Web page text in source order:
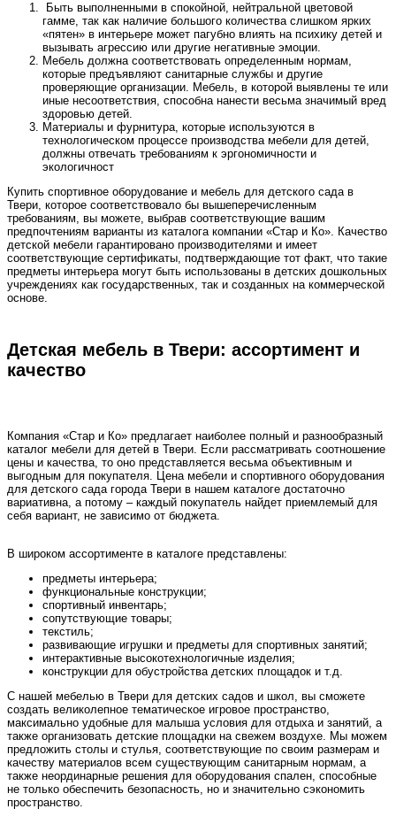
Быть выполненными в спокойной, нейтральной цветовой
гамме, так как наличие большого количества слишком ярких
«пятен» в интерьере может пагубно влиять на психику детей и
вызывать агрессию или другие негативные эмоции.
Мебель должна соответствовать определенным нормам,
которые предъявляют санитарные службы и другие
проверяющие организации. Мебель, в которой выявлены те или
иные несоответствия, способна нанести весьма значимый вред
здоровью детей.
Материалы и фурнитура, которые используются в
технологическом процессе производства мебели для детей,
должны отвечать требованиям к эргономичности и
экологичност
Купить спортивное оборудование и мебель для детского сада в
Твери, которое соответствовало бы вышеперечисленным
требованиям, вы можете, выбрав соответствующие вашим
предпочтениям варианты из каталога компании «Стар и Ко». Качество
детской мебели гарантировано производителями и имеет
соответствующие сертификаты, подтверждающие тот факт, что такие
предметы интерьера могут быть использованы в детских дошкольных
учреждениях как государственных, так и созданных на коммерческой
основе.
Детская мебель в Твери: ассортимент и
качество
Компания «Стар и Ко» предлагает наиболее полный и разнообразный
каталог мебели для детей в Твери. Если рассматривать соотношение
цены и качества, то оно представляется весьма объективным и
выгодным для покупателя. Цена мебели и спортивного оборудования
для детского сада города Твери в нашем каталоге достаточно
вариативна, а потому – каждый покупатель найдет приемлемый для
себя вариант, не зависимо от бюджета.
В широком ассортименте в каталоге представлены:
предметы интерьера;
функциональные конструкции;
спортивный инвентарь;
сопутствующие товары;
текстиль;
развивающие игрушки и предметы для спортивных занятий;
интерактивные высокотехнологичные изделия;
конструкции для обустройства детских площадок и т.д.
С нашей мебелью в Твери для детских садов и школ, вы сможете
создать великолепное тематическое игровое пространство,
максимально удобные для малыша условия для отдыха и занятий, а
также организовать детские площадки на свежем воздухе. Мы можем
предложить столы и стулья, соответствующие по своим размерам и
качеству материалов всем существующим санитарным нормам, а
также неординарные решения для оборудования спален, способные
не только обеспечить безопасность, но и значительно сэкономить
пространство.